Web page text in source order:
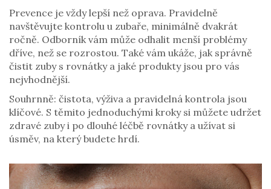
Prevence je vždy lepší než oprava. Pravidelně
navštěvujte kontrolu u zubaře, minimálně dvakrát
ročně. Odborník vám může odhalit menší problémy
dříve, než se rozrostou. Také vám ukáže, jak správně
čistit zuby s rovnátky a jaké produkty jsou pro vás
nejvhodnější.
Souhrnně: čistota, výživa a pravidelná kontrola jsou
klíčové. S těmito jednoduchými kroky si můžete udržet
zdravé zuby i po dlouhé léčbě rovnátky a užívat si
úsměv, na který budete hrdí.